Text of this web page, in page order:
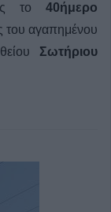
το 40ήμερο
του αγαπημένου
Σωτήριου